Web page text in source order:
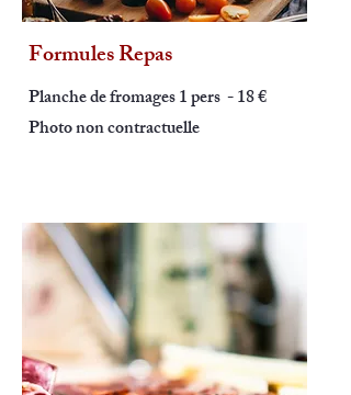
Formules Repas
Planche de fromages 1 pers - 18 €
Photo non contractuelle